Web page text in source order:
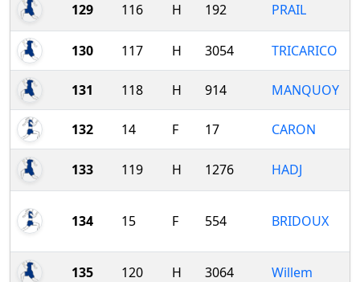
129 116 H 192 PRAIL
130 117 H 3054 TRICARICO
131 118 H 914 MANQUOY
132 14 F 17 CARON
133 119 H 1276 HADJ
134 15 F 554 BRIDOUX
135 120 H 3064 Willem